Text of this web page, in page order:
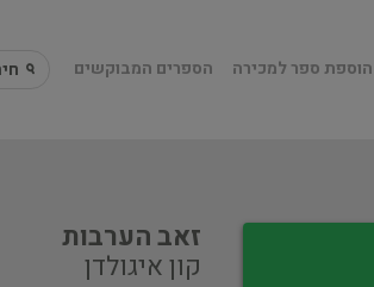
הוספת ספר למכירה הספרים המבוקשים
זאב הערבות
קון איגולדן